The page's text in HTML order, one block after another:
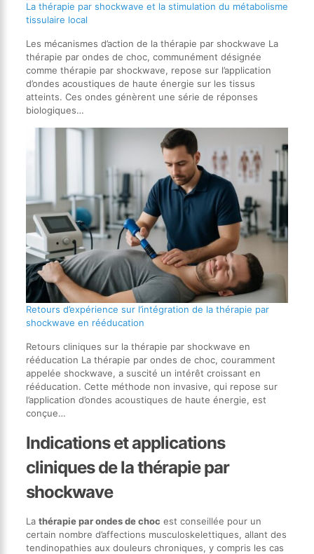
La thérapie par shockwave et la stimulation du métabolisme
tissulaire local
Les mécanismes d’action de la thérapie par shockwave La
thérapie par ondes de choc, communément désignée
comme thérapie par shockwave, repose sur l’application
d’ondes acoustiques de haute énergie sur les tissus
atteints. Ces ondes génèrent une série de réponses
biologiques…
Retours d’expérience sur l’intégration de la thérapie par
shockwave en rééducation
Retours cliniques sur la thérapie par shockwave en
rééducation La thérapie par ondes de choc, couramment
appelée shockwave, a suscité un intérêt croissant en
rééducation. Cette méthode non invasive, qui repose sur
l’application d’ondes acoustiques de haute énergie, est
conçue…
Indications et applications
cliniques de la thérapie par
shockwave
La thérapie par ondes de choc est conseillée pour un
certain nombre d’affections musculoskelettiques, allant des
tendinopathies aux douleurs chroniques, y compris les cas